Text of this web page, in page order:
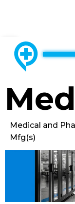
Back to
Medical and
Mfg(s)
CHOOSE COUNTRY,
THE ONLY LOCALLY-